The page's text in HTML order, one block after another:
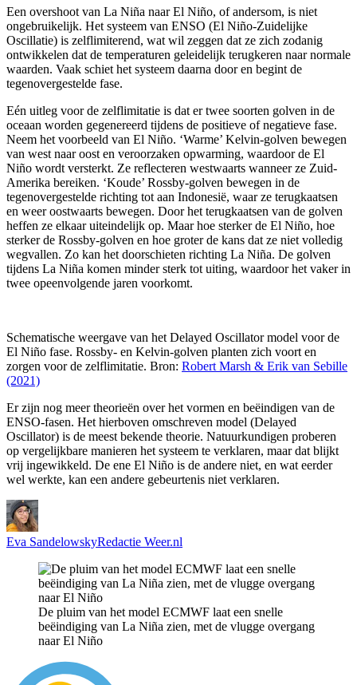
Een overshoot van La Niña naar El Niño, of andersom, is niet
ongebruikelijk. Het systeem van ENSO (El Niño-Zuidelijke
Oscillatie) is zelflimiterend, wat wil zeggen dat ze zich zodanig
ontwikkelen dat de temperaturen geleidelijk terugkeren naar normale
waarden. Vaak schiet het systeem daarna door en begint de
tegenovergestelde fase.
Eén uitleg voor de zelflimitatie is dat er twee soorten golven in de
oceaan worden gegenereerd tijdens de positieve of negatieve fase.
Neem het voorbeeld van El Niño. ‘Warme’ Kelvin-golven bewegen
van west naar oost en veroorzaken opwarming, waardoor de El
Niño wordt versterkt. Ze reflecteren westwaarts wanneer ze Zuid-
Amerika bereiken. ‘Koude’ Rossby-golven bewegen in de
tegenovergestelde richting tot aan Indonesië, waar ze terugkaatsen
en weer oostwaarts bewegen. Door het terugkaatsen van de golven
heffen ze elkaar uiteindelijk op. Maar hoe sterker de El Niño, hoe
sterker de Rossby-golven en hoe groter de kans dat ze niet volledig
wegvallen. Zo kan het doorschieten richting La Niña. De golven
tijdens La Niña komen minder sterk tot uiting, waardoor het vaker in
twee opeenvolgende jaren voorkomt.
Schematische weergave van het Delayed Oscillator model voor de
El Niño fase. Rossby- en Kelvin-golven planten zich voort en
zorgen voor de zelflimitatie. Bron: Robert Marsh & Erik van Sebille
(2021)
Er zijn nog meer theorieën over het vormen en beëindigen van de
ENSO-fasen. Het hierboven omschreven model (Delayed
Oscillator) is de meest bekende theorie. Natuurkundigen proberen
op vergelijkbare manieren het systeem te verklaren, maar dat blijkt
vrij ingewikkeld. De ene El Niño is de andere niet, en wat eerder
wel werkte, kan een andere gebeurtenis niet verklaren.
Eva SandelowskyRedactie Weer.nl
De pluim van het model ECMWF laat een snelle
beëindiging van La Niña zien, met de vlugge overgang
naar El Niño